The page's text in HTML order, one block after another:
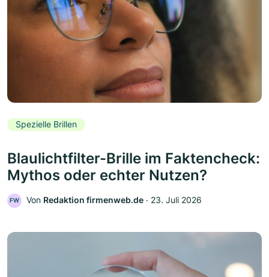
Spezielle Brillen
Blaulichtfilter-Brille im Faktencheck:
Mythos oder echter Nutzen?
FW Von Redaktion firmenweb.de ‧ 23. Juli 2026